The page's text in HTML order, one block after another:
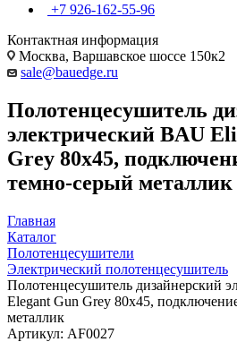
+7 926-162-55-96
Контактная информация
Москва, Варшавское шоссе 150к2
sale@bauedge.ru
Полотенцесушитель
электрический BAU
Grey 80х45,
темно-серый металлик
Главная
Каталог
Полотенцесушители
Электрический полотенцесушитель
Полотенцесушитель дизайнерский
Elegant Gun Grey 80х45,
металлик
Артикул: AF0027